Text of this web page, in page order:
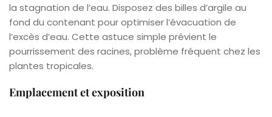
la stagnation de l’eau. Disposez des billes d’argile au
fond du contenant pour optimiser l’évacuation de
l’excès d’eau. Cette astuce simple prévient le
pourrissement des racines, problème fréquent chez les
plantes tropicales.
Emplacement et exposition